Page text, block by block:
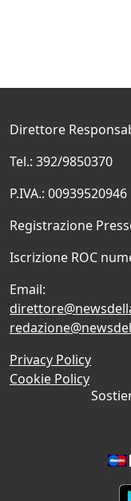
Direttore
Tel.: 392/9850370
P.IVA.: 00939520946
Registrazione
Iscrizione ROC
Email:
Privacy Policy
Cookie Policy